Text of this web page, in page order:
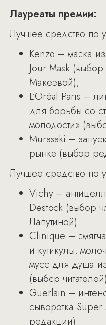
Лауреаты премии:
Лучшее средство по
Kenzo – маска
Jour Mask
Макеевой);
L’Oréal Paris –
для борьбы со
молодости»
Murasaki –
рынке (выбор
Лучшее средство по
Vichy –
Destock (выбор
Лапутиной)
Сlinique –
и кутикулы,
мусс для душа
(выбор
Guerlain –
сыворотка
редакции).